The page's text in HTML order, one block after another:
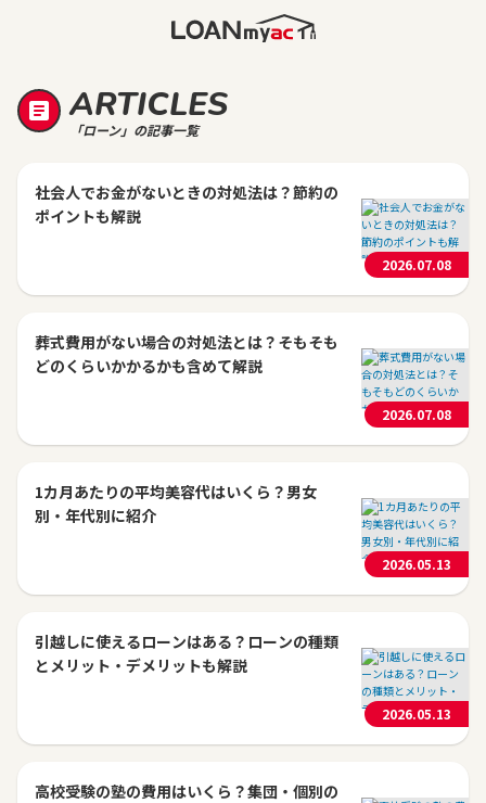
ARTICLES
「ローン」の記事一覧
社会人でお金がないときの対処法は？節約の
ポイントも解説
2026.07.08
葬式費用がない場合の対処法とは？そもそも
どのくらいかかるかも含めて解説
2026.07.08
1カ月あたりの平均美容代はいくら？男女
別・年代別に紹介
2026.05.13
引越しに使えるローンはある？ローンの種類
とメリット・デメリットも解説
2026.05.13
高校受験の塾の費用はいくら？集団・個別の